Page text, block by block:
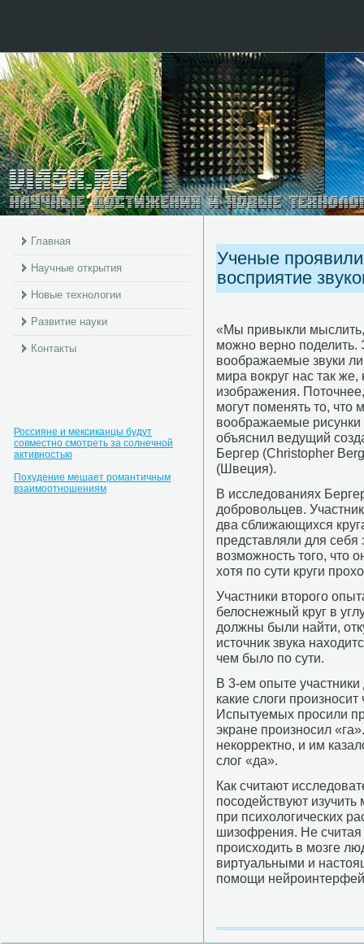
Главная
Научные открытия
Новые технологии
Развитие науки
Контакты
Россияне и мексиканцы будут
совместно смотреть за солнечной
активностью
Похудение мешает романтичным
взаимоотношениям
Ученые
восприятие
«Мы привыкли мыслить,
можно верно поделить.
воображаемые звуки
мира вокруг нас так
изображения.
могут поменять то, что
воображаемые
объяснил ведущий
Бергер (Christopher
(Швеция).
В исследованиях
добровольцев.
два сближающихся
представляли для себя
возможность того, что
хотя по сути круги
Участники второго
белоснежный круг в
должны были найти,
источник звука
чем было по сути.
В 3-ем опыте
какие слоги
Испытуемых просили
экране произносил
некорректно, и им
слог «да».
Как считают
посодействуют
при психологических
шизофрения. Не считая
происходить в мозге
виртуальными и
помощи